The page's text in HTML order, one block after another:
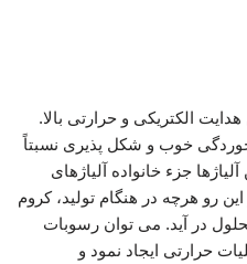
الکتریکی و حرارتی بالا.
خوب و شکل پذیری نسبتاً
جزء خانواده آلیاژهای
رو هرچه در هنگام تولید، کروم
در آید. می توان رسوبات
حرارتی ایجاد نمود و